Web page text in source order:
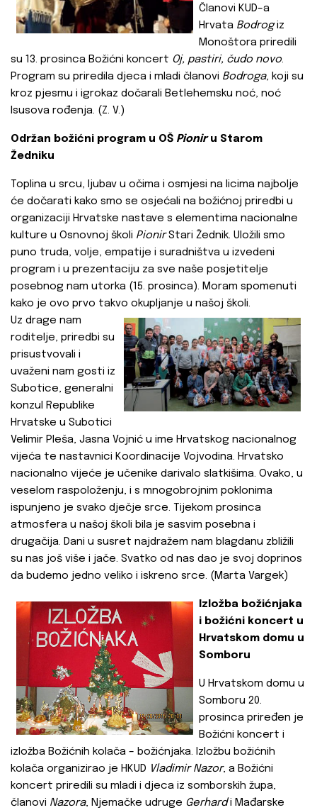
Članovi KUD–a
Hrvata Bodrogiz
Monoštora priredili
su 13. prosinca Božićni koncert Oj, pastiri, čudo novo.
Program su priredila djeca i mladi članovi Bodroga, koji su
kroz pjesmu i igrokaz dočarali Betlehemsku noć, noć
Isusova rođenja. (Z. V.)
Održan božićni program u OŠ Pioniru Starom
Žedniku
Toplina u srcu, ljubav u očima i osmjesi na licima najbolje
će dočarati kako smo se osjećali na božićnoj priredbi u
organizaciji Hrvatske nastave s elementima nacionalne
kulture u Osnovnoj školi PionirStari Žednik. Uložili smo
puno truda, volje, empatije i suradništva u izvedeni
program i u prezentaciju za sve naše posjetitelje
posebnog nam utorka (15. prosinca). Moram spomenuti
kako je ovo prvo takvo okupljanje u našoj školi.
Uz drage nam
roditelje, priredbi su
prisustvovali i
uvaženi nam gosti iz
Subotice, generalni
konzul Republike
Hrvatske u Subotici
Velimir Pleša, Jasna Vojnić u ime Hrvatskog nacionalnog
vijeća te nastavnici Koordinacije Vojvodina. Hrvatsko
nacionalno vijeće je učenike darivalo slatkišima. Ovako, u
veselom raspoloženju, i s mnogobrojnim poklonima
ispunjeno je svako dječje srce. Tijekom prosinca
atmosfera u našoj školi bila je sasvim posebna i
drugačija. Dani u susret najdražem nam blagdanu zbližili
su nas još više i jače. Svatko od nas dao je svoj doprinos
da budemo jedno veliko i iskreno srce. (Marta Vargek)
Izložba božićnjaka
i božićni koncert u
Hrvatskom domu u
Somboru
U Hrvatskom domu u
Somboru 20.
prosinca priređen je
Božićni koncert i
izložba Božićnih kolača – božićnjaka. Izložbu božićnih
kolača organizirao je HKUD Vladimir Nazor, a Božićni
koncert priredili su mladi i djeca iz somborskih župa,
članovi Nazora, Njemačke udruge Gerhardi Mađarske